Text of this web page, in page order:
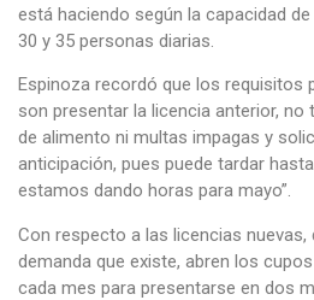
está haciendo según la capacidad
30 y 35 personas diarias.
Espinoza recordó que los requisitos
son presentar la licencia anterior, no
de alimento ni multas impagas y
anticipación, pues puede tardar
estamos dando horas para mayo”.
Con respecto a las licencias nuevas,
demanda que existe, abren los
cada mes para presentarse en dos